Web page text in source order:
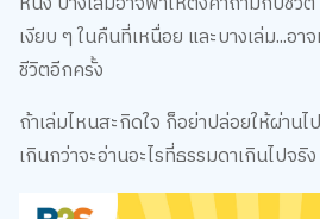
เงียบ ๆ ในคืนที่เหนื่อย และบางเล่ม...อา
ชีวิตอีกครั้ง
ถ้าเล่มไหนสะกิดใจ ก็อย่าปล่อยให้ผ่าน
เกินกว่าจะอ่านอะไรที่ธรรมดาเกินไปจริ